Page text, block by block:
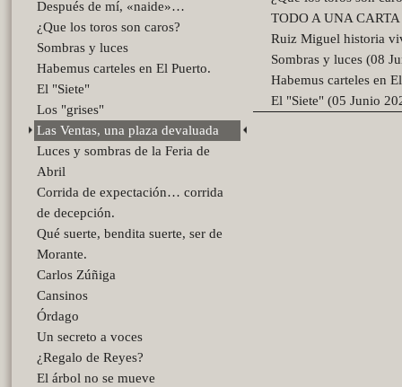
Después de mí, «naide»…
¿Que los toros son caros?
Sombras y luces
Habemus carteles en El Puerto.
El "Siete"
Los "grises"
Las Ventas, una plaza devaluada
Luces y sombras de la Feria de
Abril
Corrida de expectación… corrida
de decepción.
Qué suerte, bendita suerte, ser de
Morante.
Carlos Zúñiga
Cansinos
Órdago
Un secreto a voces
¿Regalo de Reyes?
El árbol no se mueve
TODO A UNA
Ruiz Miguel historia
Sombras y luces (08
Habemus carteles en
El "Siete" (05 Junio